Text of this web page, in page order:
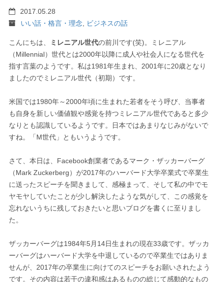
2017.05.28
いい話・格言・理念
ビジネスの話
こんにちは、 ミレニアル世代の前川です(笑)。ミレニアル
（Millennial）世代とは2000年以降に成人や社会人になる世代を
指す言葉のようです。私は1981年生まれ、2001年に20歳となり
ましたのでミレニアル世代（初期）です。
米国では1980年～2000年頃に生まれた若者をそう呼び、当事者
も自身を新しい価値観や感覚を持つミレニアル世代であると多少
なりとも認識しているようです。日本ではあまりなじみがないで
すね。「M世代」ともいうようです。
さて、本日は、Facebook創業者であるマーク・ザッカーバーグ
（Mark Zuckerberg）が2017年のハーバード大学卒業式で卒業生
に送ったスピーチを聞きまして、感極まって、そして私の中でモ
ヤモヤしていたことが少し解決したような気がして、この感覚を
忘れないうちに残しておきたいと思いブログを書くに至りまし
た。
ザッカーバーグは1984年5月14日生まれの現在33歳です。ザッカ
ーバーグはハーバード大学を中退しているので卒業生ではありま
せんが、2017年の卒業生に向けてのスピーチをお願いされたよう
です。その内容は若干の違和感はあるものの総じて感動的なもの